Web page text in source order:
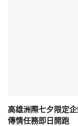
高雄洲際七夕限定
傳情任務即日開跑